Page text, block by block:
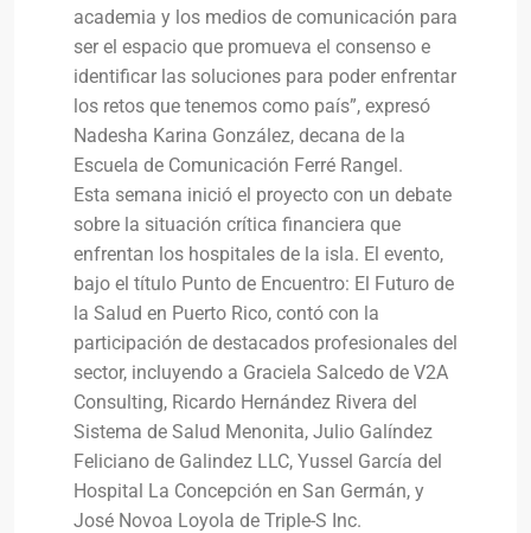
academia y los medios de comunicación para
ser el espacio que promueva el consenso e
identificar las soluciones para poder enfrentar
los retos que tenemos como país”, expresó
Nadesha Karina González, decana de la
Escuela de Comunicación Ferré Rangel.
Esta semana inició el proyecto con un debate
sobre la situación crítica financiera que
enfrentan los hospitales de la isla. El evento,
bajo el título Punto de Encuentro: El Futuro de
la Salud en Puerto Rico, contó con la
participación de destacados profesionales del
sector, incluyendo a Graciela Salcedo de V2A
Consulting, Ricardo Hernández Rivera del
Sistema de Salud Menonita, Julio Galíndez
Feliciano de Galindez LLC, Yussel García del
Hospital La Concepción en San Germán, y
José Novoa Loyola de Triple-S Inc.